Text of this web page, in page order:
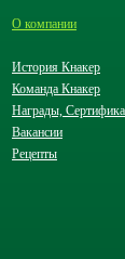
О компании
История Кнакер
Команда Кнакер
Награды,
Вакансии
Рецепты